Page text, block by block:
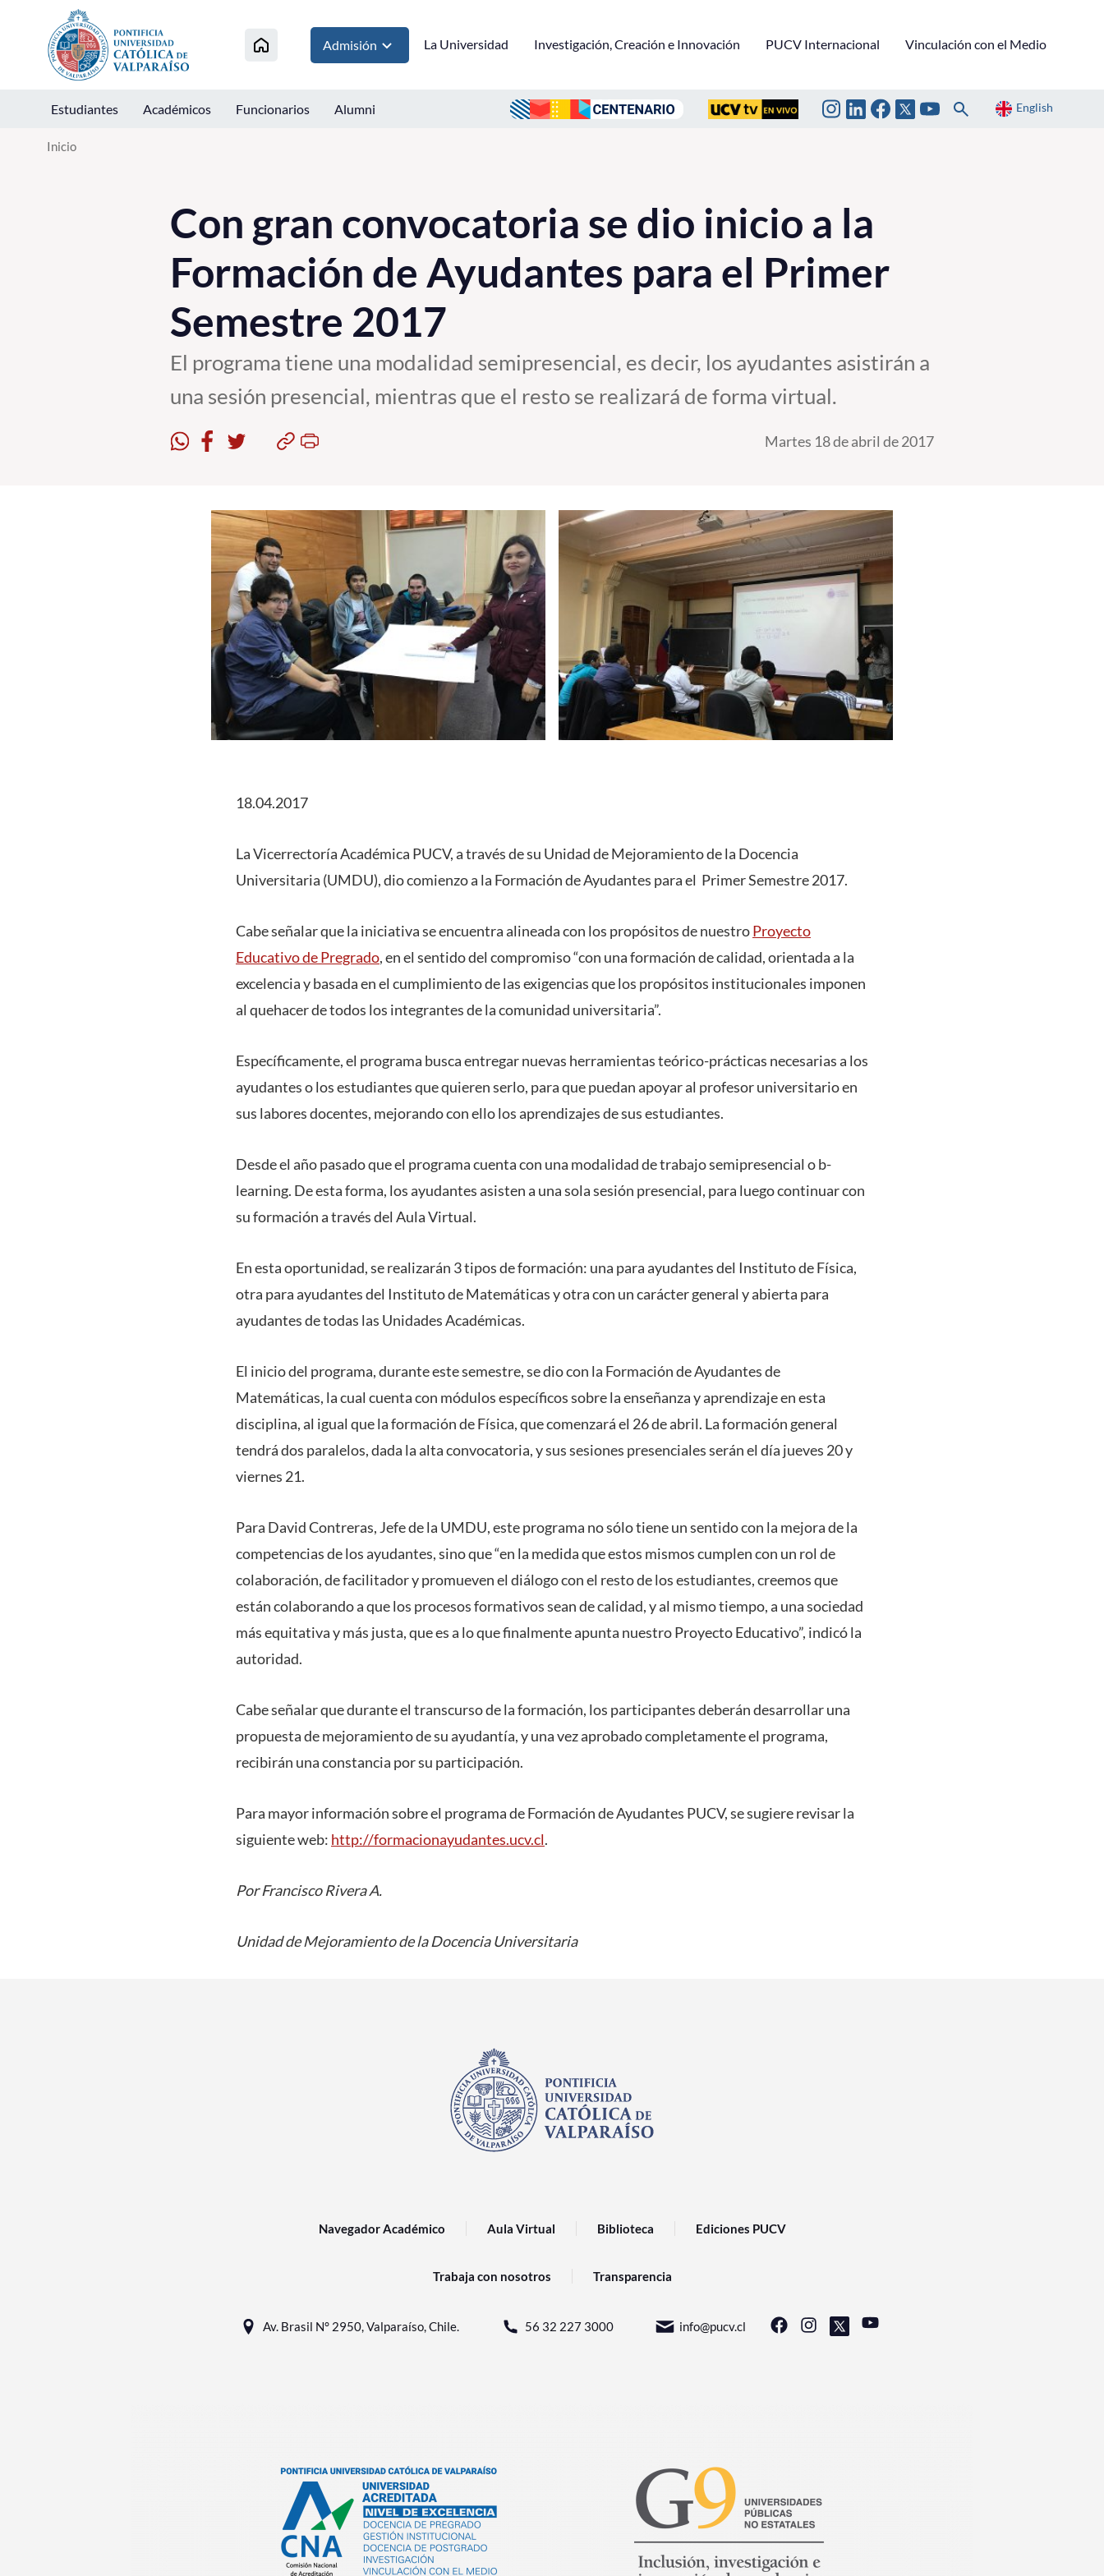
Click acá para ir directamente al contenido
Admisión La Universidad Investigación, Creación e Innovación PUCV Internacional Vinculación con el Medio
Estudiantes Académicos Funcionarios Alumni English
Inicio
Con gran convocatoria se dio inicio a la
Formación de Ayudantes para el Primer
Semestre 2017
El programa tiene una modalidad semipresencial, es decir, los ayudantes asistirán a
una sesión presencial, mientras que el resto se realizará de forma virtual.
Martes 18 de abril de 2017
18.04.2017
La Vicerrectoría Académica PUCV, a través de su Unidad de Mejoramiento de la Docencia
Universitaria (UMDU), dio comienzo a la Formación de Ayudantes para el Primer Semestre 2017.
Cabe señalar que la iniciativa se encuentra alineada con los propósitos de nuestroProyecto
Educativo de Pregrado, en el sentido del compromiso “con una formación de calidad, orientada a la
excelencia y basada en el cumplimiento de las exigencias que los propósitos institucionales imponen
al quehacer de todos los integrantes de la comunidad universitaria”.
Específicamente, el programa busca entregar nuevas herramientas teórico-prácticas necesarias a los
ayudantes o los estudiantes que quieren serlo, para que puedan apoyar al profesor universitario en
sus labores docentes, mejorando con ello los aprendizajes de sus estudiantes.
Desde el año pasado que el programa cuenta con una modalidad de trabajo semipresencial o b-
learning. De esta forma, los ayudantes asisten a una sola sesión presencial, para luego continuar con
su formación a través del Aula Virtual.
En esta oportunidad, se realizarán 3 tipos de formación: una para ayudantes del Instituto de Física,
otra para ayudantes del Instituto de Matemáticas y otra con un carácter general y abierta para
ayudantes de todas las Unidades Académicas.
El inicio del programa, durante este semestre, se dio con la Formación de Ayudantes de
Matemáticas, la cual cuenta con módulos específicos sobre la enseñanza y aprendizaje en esta
disciplina, al igual que la formación de Física, que comenzará el 26 de abril. La formación general
tendrá dos paralelos, dada la alta convocatoria, y sus sesiones presenciales serán el día jueves 20 y
viernes 21.
Para David Contreras, Jefe de la UMDU, este programa no sólo tiene un sentido con la mejora de la
competencias de los ayudantes, sino que “en la medida que estos mismos cumplen con un rol de
colaboración, de facilitador y promueven el diálogo con el resto de los estudiantes, creemos que
están colaborando a que los procesos formativos sean de calidad, y al mismo tiempo, a una sociedad
más equitativa y más justa, que es a lo que finalmente apunta nuestro Proyecto Educativo”, indicó la
autoridad.
Cabe señalar que durante el transcurso de la formación, los participantes deberán desarrollar una
propuesta de mejoramiento de su ayudantía, y una vez aprobado completamente el programa,
recibirán una constancia por su participación.
Para mayor información sobre el programa de Formación de Ayudantes PUCV, se sugiere revisar la
siguiente web: http://formacionayudantes.ucv.cl.
Por Francisco Rivera A.
Unidad de Mejoramiento de la Docencia Universitaria
Navegador Académico Aula Virtual Biblioteca Ediciones PUCV
Trabaja con nosotros Transparencia
Av. Brasil N° 2950, Valparaíso, Chile. 56 32 227 3000 info@pucv.cl